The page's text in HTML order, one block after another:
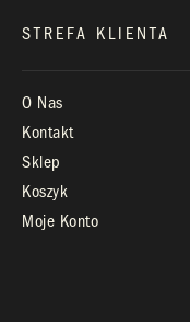
STREFA KLIENTA
O Nas
Kontakt
Sklep
Koszyk
Moje Konto